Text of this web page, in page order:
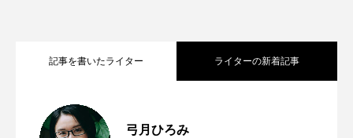
記事を書いたライター ライターの新着記事
弓月ひろみ
2026.06.11